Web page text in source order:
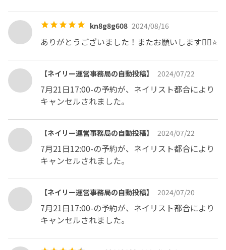
kn8g8g608 2024/08/16
ありがとうございました！またお願いします🙂‍↕️⭐️
【ネイリー運営事務局の自動投稿】 2024/07/22
7月21日17:00-の予約が、ネイリスト都合により
キャンセルされました。
【ネイリー運営事務局の自動投稿】 2024/07/22
7月21日12:00-の予約が、ネイリスト都合により
キャンセルされました。
【ネイリー運営事務局の自動投稿】 2024/07/20
7月21日17:00-の予約が、ネイリスト都合により
キャンセルされました。